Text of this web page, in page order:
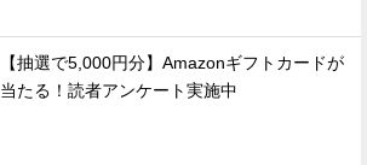
【抽選で5,000円分】Amazonギフトカードが
当たる！読者アンケート実施中